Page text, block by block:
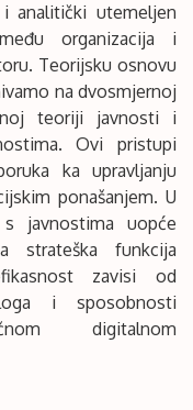
analitički utemeljen
organizacija i
Teorijsku osnovu
na dvosmjernoj
teoriji javnosti i
Ovi pristupi
ka upravljanju
ponašanjem. U
javnostima uopće
strateška funkcija
zavisi od
i sposobnosti
digitalnom